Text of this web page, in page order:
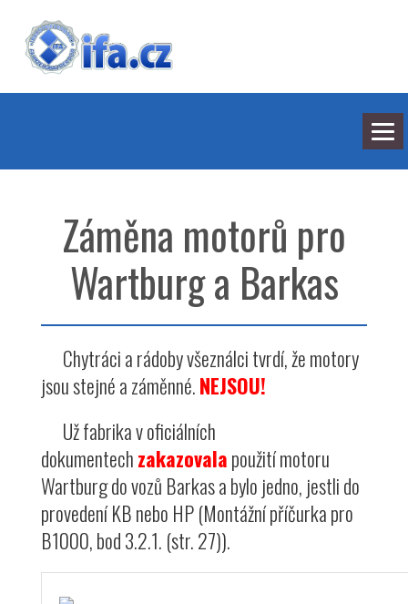
BARVY
SEDMILHÁŘI
ARCHIV
KONTAKT
Záměna motorů pro
Wartburg a Barkas
Chytráci a rádoby všeználci tvrdí, že motory
jsou stejné a záměnné.NEJSOU!
Už fabrika v oficiálních
dokumentechzakazovalapoužití motoru
Wartburg do vozů Barkas a bylo jedno, jestli do
provedení KB nebo HP (Montážní příčurka pro
B1000, bod 3.2.1. (str. 27)).